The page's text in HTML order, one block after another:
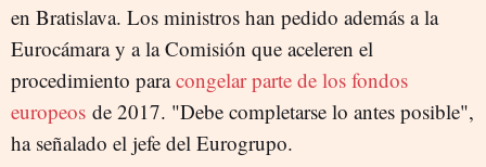
en Bratislava. Los ministros han pedido además a la
Eurocámara y a la Comisión que aceleren el
procedimiento paracongelar parte de los fondos
europeos de 2017. "Debe completarse lo antes posible",
ha señalado el jefe del Eurogrupo.